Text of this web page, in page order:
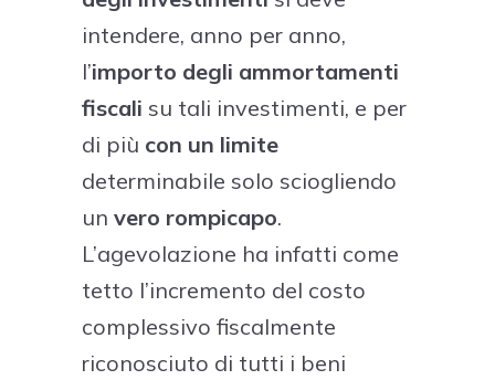
intendere, anno per anno,
l’importo degli ammortamenti
fiscali su tali investimenti, e per
di più con un limite
determinabile solo sciogliendo
un vero rompicapo.
L’agevolazione ha infatti come
tetto l’incremento del costo
complessivo fiscalmente
riconosciuto di tutti i beni